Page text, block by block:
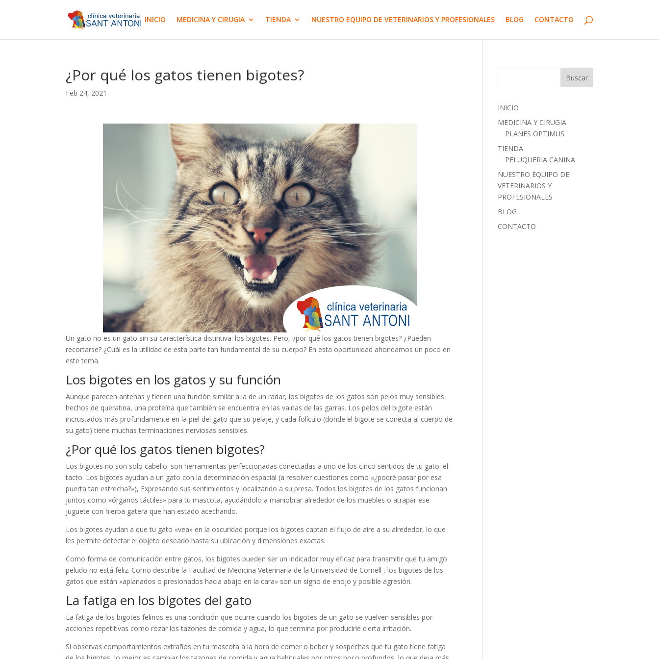
INICIO MEDICINA Y CIRUGIA TIENDA NUESTRO EQUIPO DE VETERINARIOS Y PROFESIONALES BLOG CONTACTO
¿Por qué los gatos tienen bigotes?
Feb 24, 2021
Un gato no es un gato sin su característica distintiva: los bigotes. Pero, ¿por qué los gatos tienen bigotes? ¿Pueden
recortarse? ¿Cuál es la utilidad de esta parte tan fundamental de su cuerpo? En esta oportunidad ahondamos un poco en
este tema.
Los bigotes en los gatos y su función
Aunque parecen antenas y tienen una función similar a la de un radar, los bigotes de los gatos son pelos muy sensibles
hechos de queratina, una proteína que también se encuentra en las vainas de las garras. Los pelos del bigote están
incrustados más profundamente en la piel del gato que su pelaje, y cada folículo (donde el bigote se conecta al cuerpo de
su gato) tiene muchas terminaciones nerviosas sensibles.
¿Por qué los gatos tienen bigotes?
Los bigotes no son solo cabello: son herramientas perfeccionadas conectadas a uno de los cinco sentidos de tu gato: el
tacto. Los bigotes ayudan a un gato con la determinación espacial (a resolver cuestiones como «¿podré pasar por esa
puerta tan estrecha?»), Expresando sus sentimientos y localizando a su presa. Todos los bigotes de los gatos funcionan
juntos como «órganos táctiles» para tu mascota, ayudándolo a maniobrar alrededor de los muebles o atrapar ese
juguete con hierba gatera que han estado acechando.
Los bigotes ayudan a que tu gato «vea» en la oscuridad porque los bigotes captan el flujo de aire a su alrededor, lo que
les permite detectar el objeto deseado hasta su ubicación y dimensiones exactas.
Como forma de comunicación entre gatos, los bigotes pueden ser un indicador muy eficaz para transmitir que tu amigo
peludo no está feliz. Como describe la Facultad de Medicina Veterinaria de la Universidad de Cornell , los bigotes de los
gatos que están «aplanados o presionados hacia abajo en la cara» son un signo de enojo y posible agresión.
La fatiga en los bigotes del gato
La fatiga de los bigotes felinos es una condición que ocurre cuando los bigotes de un gato se vuelven sensibles por
acciones repetitivas como rozar los tazones de comida y agua, lo que termina por producirle cierta irritación.
Si observas comportamientos extraños en tu mascota a la hora de comer o beber y sospechas que tu gato tiene fatiga
INICIO
MEDICINA Y CIRUGIA
PLANES OPTIMUS
TIENDA
PELUQUERIA CANINA
NUESTRO EQUIPO DE
VETERINARIOS Y
PROFESIONALES
BLOG
CONTACTO